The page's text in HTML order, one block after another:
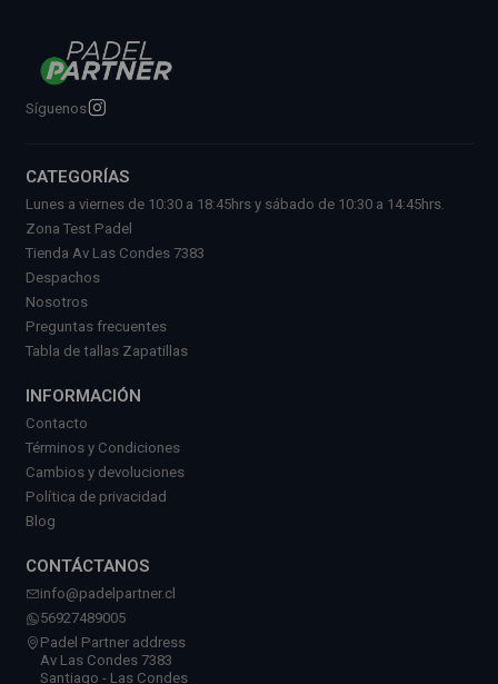
Síguenos
CATEGORÍAS
Lunes a viernes de 10:30 a 18:45hrs y sábado de 10:30 a 14:45hrs.
Zona Test Padel
Tienda Av Las Condes 7383
Despachos
Nosotros
Preguntas frecuentes
Tabla de tallas Zapatillas
INFORMACIÓN
Contacto
Términos y Condiciones
Cambios y devoluciones
Política de privacidad
Blog
CONTÁCTANOS
info@padelpartner.cl
56927489005
Padel Partner address
Av Las Condes 7383
Santiago - Las Condes